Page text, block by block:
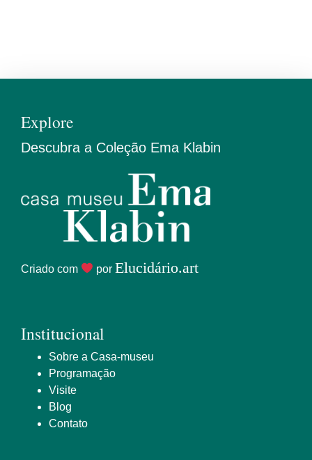
Explore
Descubra a Coleção Ema Klabin
Criado com por Elucidário.art
Institucional
Sobre a Casa-museu
Programação
Visite
Blog
Contato